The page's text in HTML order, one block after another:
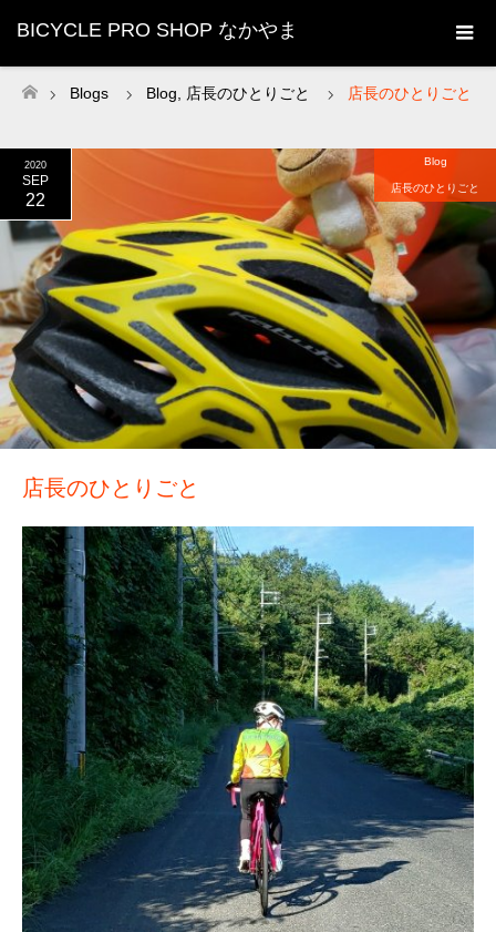
BICYCLE PRO SHOP なかやま
ホーム
Blogs Blog 店長のひとりごと 店長のひとりごと
2020
SEP
22
Blog
店長のひとりごと
店長のひとりごと